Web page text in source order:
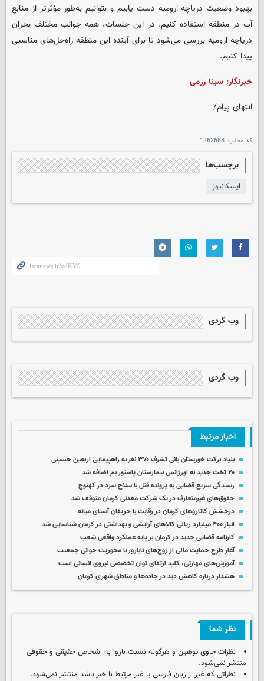
بهبود وضعیت دریاچه ارومیه دست یابیم و بتوانیم به‌طور مؤثرتر از منابع
آب در منطقه استفاده کنیم. در این جلسات، همه جوانب مختلف بحران
دریاچه ارومیه بررسی می‌شود تا برای آینده این منطقه راه‌حل‌های مناسبی
پیدا کنیم.
خبرنگار: سینا رزمی
انتهای پیام/
کد مطلب: 1262688
برچسب‌ها
ایسکانیوز
وب گردی
وب گردی
اخبار مرتبط
بنیاد برکت خوزستان بانی تشرف ۳۷۰ نفر به راهپیمایی اربعین حسینی
۲۰ تخت جدید به اورژانس بیمارستان پاستور بم اضافه شد
رسیدگی سریع قضایی به پرونده قتل با سلاح سرد در کهنوج
حقوق‌های غیرمتعارف در یک شرکت معدنی کرمان متوقف شد
درخشش کاتاروهای کرمان در رقابت با حریفان آسیای میانه
انبار ۴۰۰ میلیارد ریالی کالاهای آرایشی و بهداشتی در کرمان شناسایی شد
کارنامه قضایی جدید در کرمان بر پایه عملکرد واقعی شعب
آغاز طرح حمایت مالی از زوج‌های نابارور با محوریت جوانی جمعیت
آموزش‌های مهارتی، کلید ارتقای توان تخصصی نیروی انسانی است
هشدار درباره کاهش دید در جاده‌ها و مناطق شهری کرمان
نظر شما
نظرات حاوی توهین و هرگونه نسبت ناروا به اشخاص حقیقی و حقوقی
منتشر نمی‌شود.
نظراتی که غیر از زبان فارسی یا غیر مرتبط با خبر باشد منتشر نمی‌شود.